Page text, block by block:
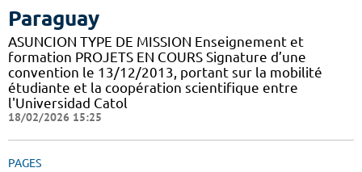
Paraguay
ASUNCION TYPE DE MISSION Enseignement et
formation PROJETS EN COURS Signature d’une
convention le 13/12/2013, portant sur la mobilité
étudiante et la coopération scientifique entre
l'Universidad Catol
18/02/2026 15:25
PAGES